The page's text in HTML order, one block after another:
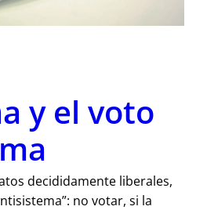
y el voto
decididamente liberales,
no votar, si la